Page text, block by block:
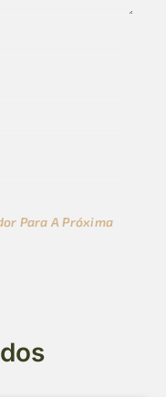
Para A Próxima